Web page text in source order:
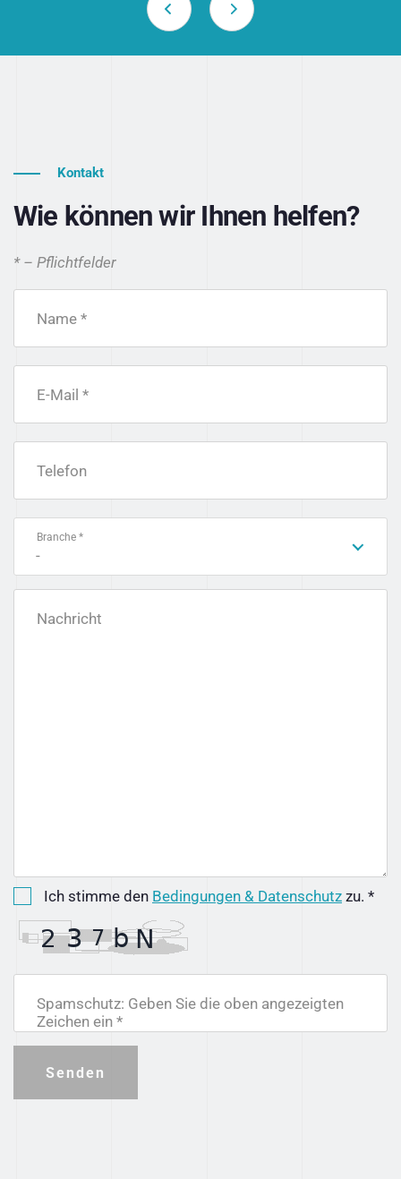
Kontakt
Wie können wir Ihnen helfen?
* – Pflichtfelder
Name *
E-Mail *
Telefon
Branche *
-
Nachricht
Ich stimme den Bedingungen & Datenschutz zu. *
Spamschutz: Geben Sie die oben angezeigten
Zeichen ein *
Senden